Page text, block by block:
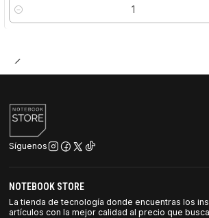
Cantidad
Síguenos
NOTEBOOK STORE
La tienda de tecnología donde encuentras los
artículos con la mejor calidad al precio que